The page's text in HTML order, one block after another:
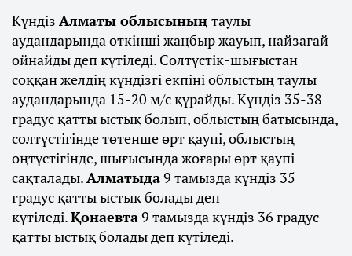
Күндіз Алматы облысының таулы
аудандарында өткінші жаңбыр жауып, найзағай
ойнайды деп күтіледі. Солтүстік-шығыстан
соққан желдің күндізгі екпіні облыстың таулы
аудандарында 15-20 м/с құрайды. Күндіз 35-38
градус қатты ыстық болып, облыстың батысында,
солтүстігінде төтенше өрт қаупі, облыстың
оңтүстігінде, шығысында жоғары өрт қаупі
сақталады.Алматыда9 тамызда күндіз 35
градус қатты ыстық болады деп
күтіледі.Қонаевта9 тамызда күндіз 36 градус
қатты ыстық болады деп күтіледі.